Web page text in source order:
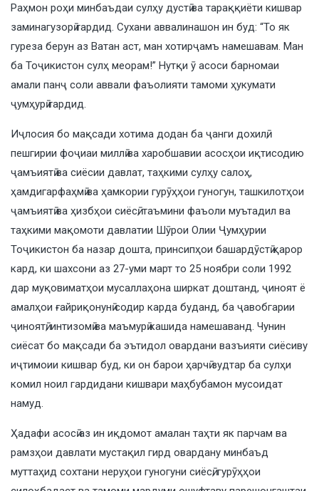
Раҳмон роҳи минбаъдаи сулҳу дустӣ ва тараққиёти кишвар
заминагузорӣ гардид. Сухани аввалинашон ин буд: “То як
гуреза берун аз Ватан аст, ман хотирҷамъ намешавам. Ман
ба Тоҷикистон сулҳ меорам!” Нутқи ӯ асоси барномаи
амали панҷ соли аввали фаъолияти тамоми ҳукумати
ҷумҳурӣ гардид.
Иҷлосия бо мақсади хотима додан ба ҷанги дохилӣ,
пешгирии фоҷиаи миллӣ ва харобшавии асосҳои иқтисодию
ҷамъиятӣ ва сиёсии давлат, таҳкими сулҳу салоҳ,
ҳамдигарфаҳмӣ ва ҳамкории гурӯҳҳои гуногун, ташкилотҳои
ҷамъиятӣ ва ҳизбҳои сиёсӣ, таъмини фаъоли муътадил ва
таҳкими мақомоти давлатии Шӯрои Олии Ҷумҳурии
Тоҷикистон ба назар дошта, принсипҳои башардӯстӣ қарор
кард, ки шахсони аз 27-уми март то 25 ноябри соли 1992
дар муқовиматҳои мусаллаҳона ширкат доштанд, ҷиноят ё
амалҳои ғайриқонунӣ содир карда буданд, ба ҷавобгарии
ҷиноятӣ, интизомӣ ва маъмурӣ кашида намешаванд. Чунин
сиёсат бо мақсади ба эътидол овардани вазъияти сиёсиву
иҷтимоии кишвар буд, ки он барои ҳарчӣ зудтар ба сулҳи
комил ноил гардидани кишвари маҳбубамон мусоидат
намуд.
Ҳадафи асосӣ аз ин иқдомот амалан таҳти як парчам ва
рамзҳои давлати мустақил гирд овардану минбаъд
муттаҳид сохтани неруҳои гуногуни сиёсӣ, гурӯҳҳои